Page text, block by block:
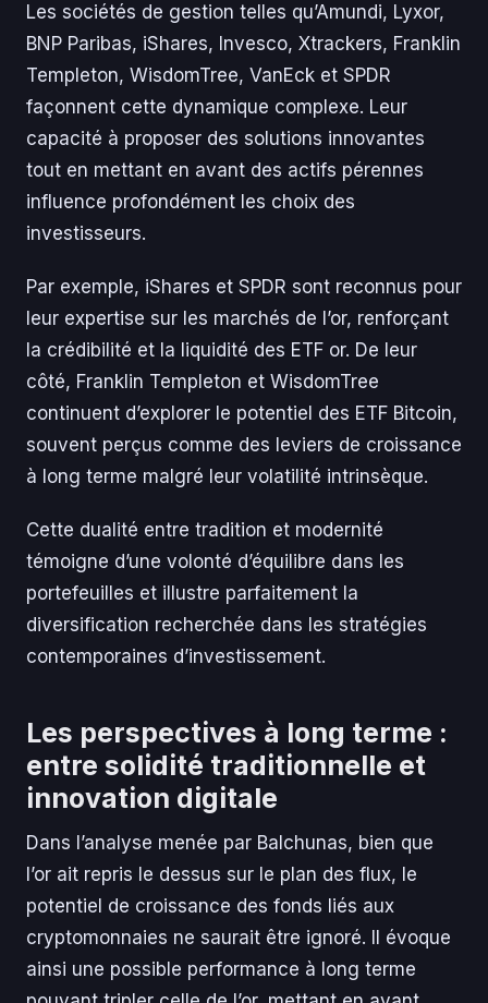
Les sociétés de gestion telles qu’Amundi, Lyxor,
BNP Paribas, iShares, Invesco, Xtrackers, Franklin
Templeton, WisdomTree, VanEck et SPDR
façonnent cette dynamique complexe. Leur
capacité à proposer des solutions innovantes
tout en mettant en avant des actifs pérennes
influence profondément les choix des
investisseurs.
Par exemple, iShares et SPDR sont reconnus pour
leur expertise sur les marchés de l’or, renforçant
la crédibilité et la liquidité des ETF or. De leur
côté, Franklin Templeton et WisdomTree
continuent d’explorer le potentiel des ETF Bitcoin,
souvent perçus comme des leviers de croissance
à long terme malgré leur volatilité intrinsèque.
Cette dualité entre tradition et modernité
témoigne d’une volonté d’équilibre dans les
portefeuilles et illustre parfaitement la
diversification recherchée dans les stratégies
contemporaines d’investissement.
Les perspectives à long terme :
entre solidité traditionnelle et
innovation digitale
Dans l’analyse menée par Balchunas, bien que
l’or ait repris le dessus sur le plan des flux, le
potentiel de croissance des fonds liés aux
cryptomonnaies ne saurait être ignoré. Il évoque
ainsi une possible performance à long terme